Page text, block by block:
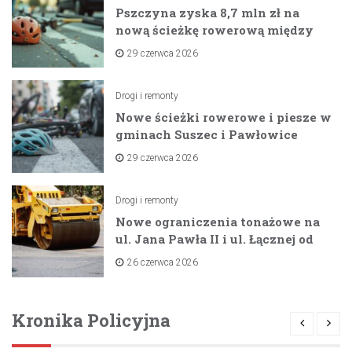
Pszczyna zyska 8,7 mln zł na
nową ścieżkę rowerową między
zaporami
29 czerwca 2026
Drogi i remonty
Nowe ścieżki rowerowe i piesze w
gminach Suszec i Pawłowice
dzięki unijnemu wsparciu
29 czerwca 2026
Drogi i remonty
Nowe ograniczenia tonażowe na
ul. Jana Pawła II i ul. Łącznej od
lipca 2026 roku
26 czerwca 2026
Kronika Policyjna